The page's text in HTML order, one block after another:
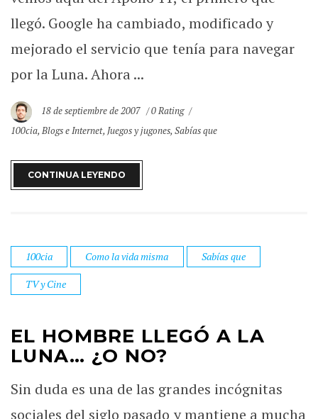
llegó. Google ha cambiado, modificado y
mejorado el servicio que tenía para navegar
por la Luna. Ahora ...
18 de septiembre de 2007
0 Rating
100cia,Blogs e Internet,Juegos y jugones,Sabías que
CONTINUA LEYENDO
100cia Como la vida misma Sabías que
TV y Cine
EL HOMBRE LLEGÓ A LA
LUNA… ¿O NO?
Sin duda es una de las grandes incógnitas
sociales del siglo pasado y mantiene a mucha